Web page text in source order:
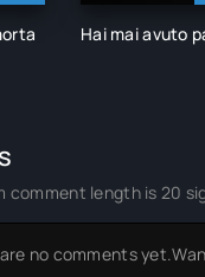
Hai mai avuto
comment length is 20
no comments